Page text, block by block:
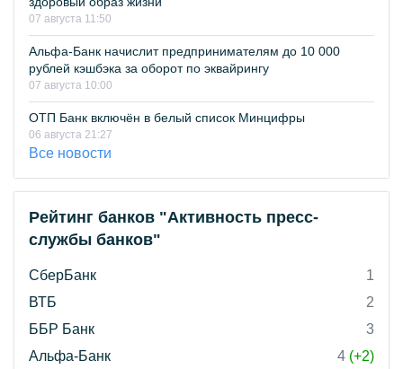
07 августа 11:50
Альфа-Банк начислит предпринимателям до 10 000
рублей кэшбэка за оборот по эквайрингу
07 августа 10:00
ОТП Банк включён в белый список Минцифры
06 августа 21:27
Все новости
Рейтинг банков "Активность пресс-
службы банков"
СберБанк
1
ВТБ
2
ББР Банк
3
Альфа-Банк
4 (+2)